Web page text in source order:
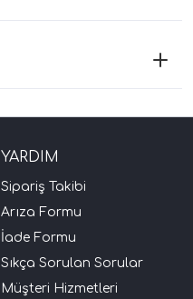
YARDIM
Sipariş Takibi
Arıza Formu
İade Formu
Sıkça Sorulan Sorular
Müşteri Hizmetleri